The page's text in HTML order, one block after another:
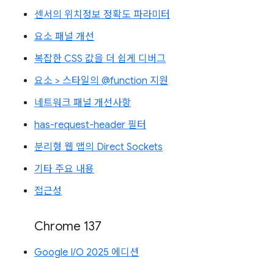
센서의 위치정보 정확도 파라미터
요소 패널 개선
복잡한 CSS 값을 더 쉽게 디버그
요소 > 스타일의 @function 지원
네트워크 패널 개선사항
has-request-header 필터
분리형 웹 앱의 Direct Sockets
기타 주요 내용
접근성
Chrome 137
Google I/O 2025 에디션